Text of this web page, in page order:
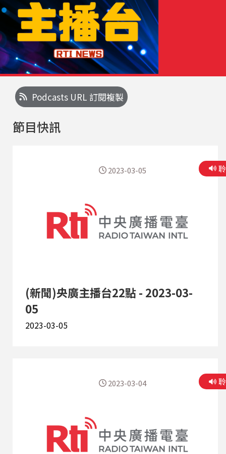
Podcasts URL 訂閱複製
節目快訊
(新聞)央廣主播台22點 - 2023-03-
05
2023-03-05
2023-03-05
2023-03-04